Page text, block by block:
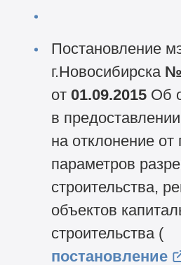
Постановление
г.Новосибирска №
от 01.09.2015 Об
в
на отклонение
параметров
строительства,
объектов
строительства (
постановление